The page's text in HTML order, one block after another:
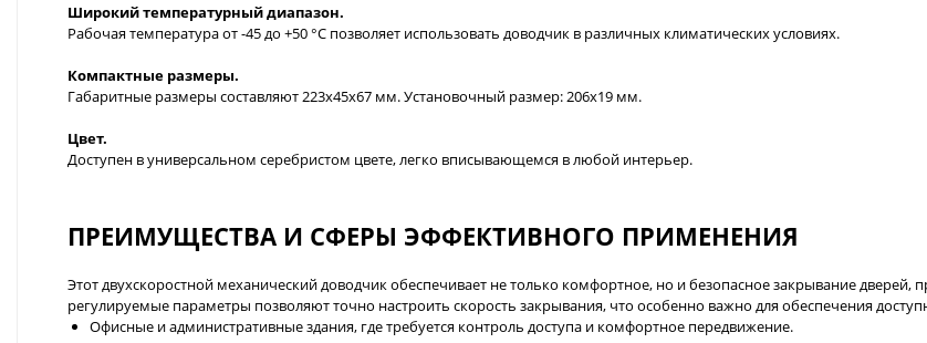
Широкий температурный диапазон.
Рабочая температура от -45 до +50 °С позволяет использовать доводчик в различных климатических условиях.
Компактные размеры.
Габаритные размеры составляют 223х45х67 мм. Установочный размер: 206х19 мм.
Цвет.
Доступен в универсальном серебристом цвете, легко вписывающемся в любой интерьер.
ПРЕИМУЩЕСТВА И СФЕРЫ ЭФФЕКТИВНОГО ПРИМЕНЕНИЯ
Этот двухскоростной механический доводчик обеспечивает не только комфортное, но и безопасное закрывание
регулируемые параметры позволяют точно настроить скорость закрывания, что особенно важно для обеспечения
Офисные и административные здания, где требуется контроль доступа и комфортное передвижение.